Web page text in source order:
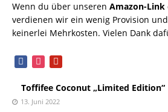
Wenn du über unseren Amazon-Link
verdienen wir ein wenig Provision
keinerlei Mehrkosten. Vielen Dank
facebookinstagram
pinterest
Toffifee Coconut „Limited Edition“
13. Juni 2022